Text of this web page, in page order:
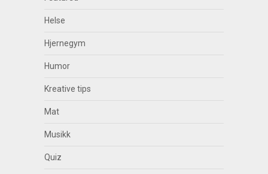
Helse
Hjernegym
Humor
Kreative tips
Mat
Musikk
Quiz